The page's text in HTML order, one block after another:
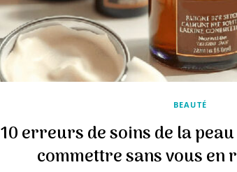
BEAUTÉ
10 erreurs de soins de la
commettre sans vous en